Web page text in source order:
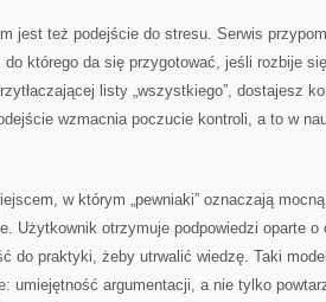
jest też podejście do stresu. Serwis
którego da się przygotować, jeśli rozbije się
listy „wszystkiego”, dostajesz
wzmacnia poczucie kontroli, a to w
w którym „pewniaki” oznaczają
Użytkownik otrzymuje podpowiedzi oparte
do praktyki, żeby utrwalić wiedzę. Taki
umiejętność argumentacji, a nie tylko